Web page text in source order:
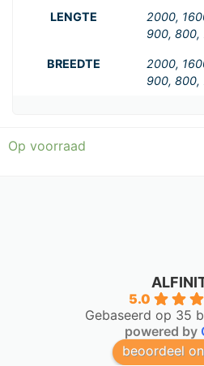
LENGTE
2000,
900, 800,
BREEDTE
2000,
900, 800,
Op voorraad
5.0
Gebaseerd op 35
powered by
beoordeel